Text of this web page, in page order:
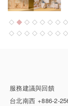
服務建議與回饋
台北南西 +886-2-